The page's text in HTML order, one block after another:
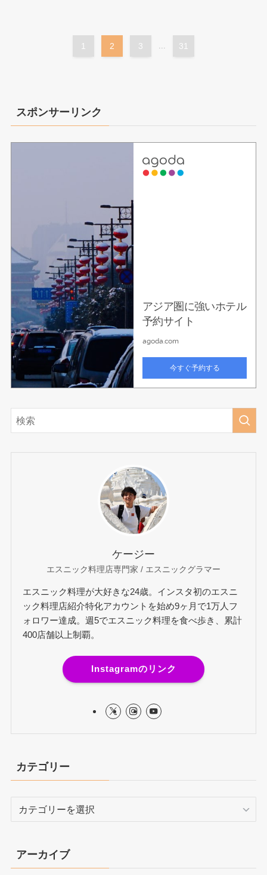
1 2 3 ... 31
スポンサーリンク
ケージー
エスニック料理店専門家 / エスニックグラマー
エスニック料理が大好きな24歳。インスタ初のエスニ
ック料理店紹介特化アカウントを始め9ヶ月で1万人フ
ォロワー達成。週5でエスニック料理を食べ歩き、累計
400店舗以上制覇。
Instagramのリンク
カテゴリー
リ
ー
アーカイブ